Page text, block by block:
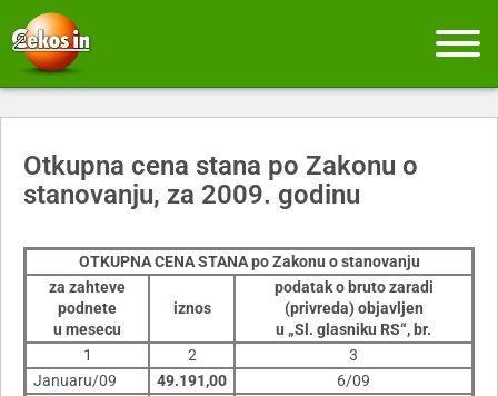
Otkupna cena stana po Zakonu o
stanovanju, za 2009. godinu
OTKUPNA CENA STANApo Zakonu o stanovanju
za zahteve
podnete
u mesecu
iznos
podatak o bruto zaradi
(privreda) objavljen
u „Sl. glasniku RS“, br.
1
2
3
Januaru/09
49.191,00
6/09